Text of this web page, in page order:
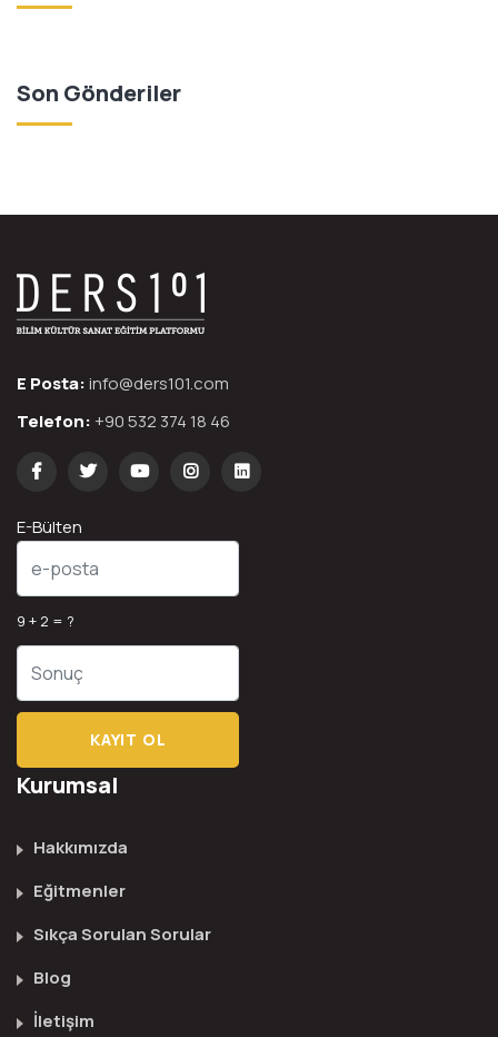
Son Gönderiler
E Posta:info@ders101.com
Telefon: +90 532 374 18 46
E-Bülten
9 + 2 = ?
Kurumsal
Hakkımızda
Eğitmenler
Sıkça Sorulan Sorular
Blog
İletişim